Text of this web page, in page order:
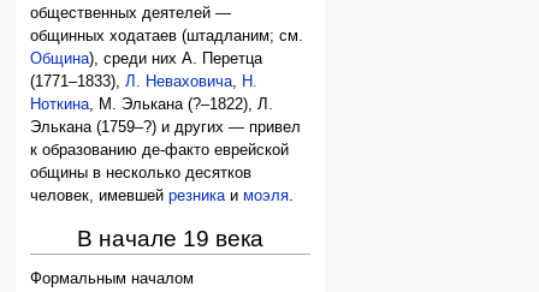
общественных деятелей —
общинных ходатаев (штадланим; см.
Община), среди них А. Перетца
(1771–1833),Л. Неваховича, Н.
Ноткина, М. Элькана (?–1822), Л.
Элькана (1759–?) и других — привел
к образованию де-факто еврейской
общины в несколько десятков
человек, имевшейрезникаимоэля.
В начале 19 века
Формальным началом